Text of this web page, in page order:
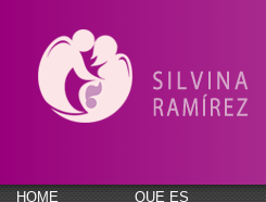
HOME QUE ES